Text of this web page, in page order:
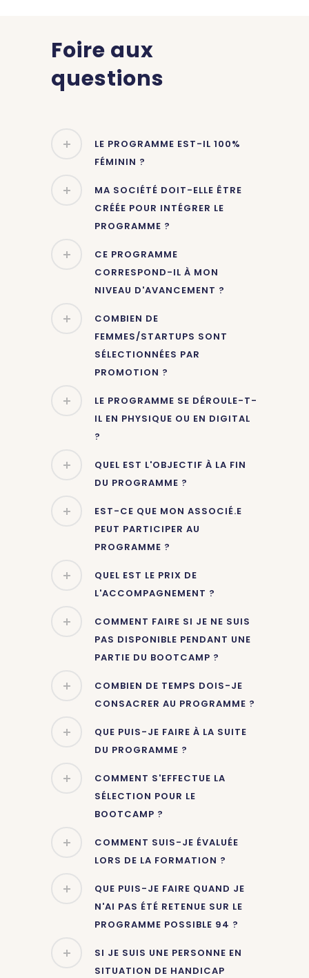
Foire aux
questions
LE PROGRAMME EST-IL 100%
FÉMININ ?
MA SOCIÉTÉ DOIT-ELLE ÊTRE
CRÉÉE POUR INTÉGRER LE
PROGRAMME ?
CE PROGRAMME
CORRESPOND-IL À MON
NIVEAU D'AVANCEMENT ?
COMBIEN DE
FEMMES/STARTUPS SONT
SÉLECTIONNÉES PAR
PROMOTION ?
LE PROGRAMME SE DÉROULE-T-
IL EN PHYSIQUE OU EN DIGITAL
?
QUEL EST L'OBJECTIF À LA FIN
DU PROGRAMME ?
EST-CE QUE MON ASSOCIÉ.E
PEUT PARTICIPER AU
PROGRAMME ?
QUEL EST LE PRIX DE
L'ACCOMPAGNEMENT ?
COMMENT FAIRE SI JE NE SUIS
PAS DISPONIBLE PENDANT UNE
PARTIE DU BOOTCAMP ?
COMBIEN DE TEMPS DOIS-JE
CONSACRER AU PROGRAMME ?
QUE PUIS-JE FAIRE À LA SUITE
DU PROGRAMME ?
COMMENT S'EFFECTUE LA
SÉLECTION POUR LE
BOOTCAMP ?
COMMENT SUIS-JE ÉVALUÉE
LORS DE LA FORMATION ?
QUE PUIS-JE FAIRE QUAND JE
N'AI PAS ÉTÉ RETENUE SUR LE
PROGRAMME POSSIBLE 94 ?
SI JE SUIS UNE PERSONNE EN
SITUATION DE HANDICAP